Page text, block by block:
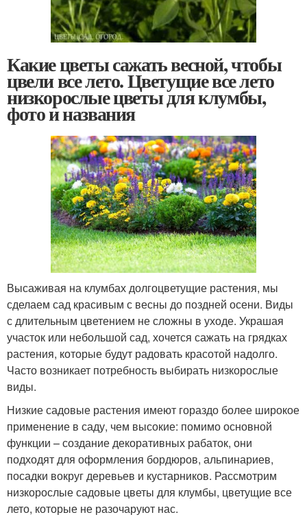
Какие цветы сажать весной, чтобы
цвели все лето. Цветущие все лето
низкорослые цветы для клумбы,
фото и названия
Высаживая на клумбах долгоцветущие растения, мы
сделаем сад красивым с весны до поздней осени. Виды
с длительным цветением не сложны в уходе. Украшая
участок или небольшой сад, хочется сажать на грядках
растения, которые будут радовать красотой надолго.
Часто возникает потребность выбирать низкорослые
виды.
Низкие садовые растения имеют гораздо более широкое
применение в саду, чем высокие: помимо основной
функции – создание декоративных рабаток, они
подходят для оформления бордюров, альпинариев,
посадки вокруг деревьев и кустарников. Рассмотрим
низкорослые садовые цветы для клумбы, цветущие все
лето, которые не разочаруют нас.